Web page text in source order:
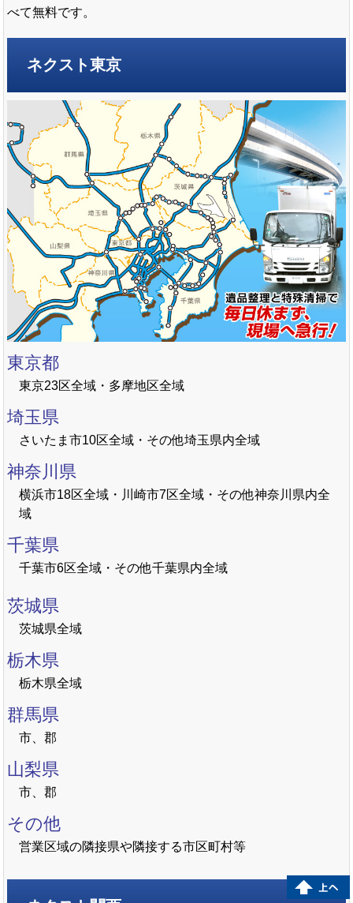
べて無料です。
ネクスト東京
東京都
東京23区全域・多摩地区全域
埼玉県
さいたま市10区全域・その他埼玉県内全域
神奈川県
横浜市18区全域・川崎市7区全域・その他神奈川県内全
域
千葉県
千葉市6区全域・その他千葉県内全域
茨城県
茨城県全域
栃木県
栃木県全域
群馬県
市、郡
山梨県
市、郡
その他
営業区域の隣接県や隣接する市区町村等